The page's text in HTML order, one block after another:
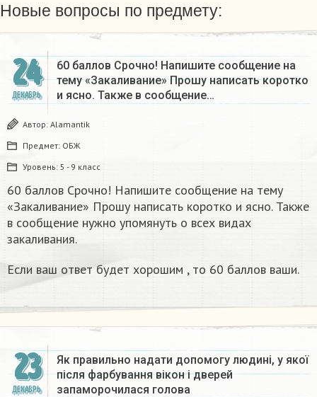
Новые вопросы по предмету:
24
ДЕКАБРЬ
60 баллов Срочно! Напишите сообщение на
тему «Закаливание» Прошу написать коротко
и ясно. Также в сообщение…
Автор: Alamantik
Предмет: ОБЖ
Уровень: 5 - 9 класс
60 баллов Срочно! Напишите сообщение на тему
«Закаливание» Прошу написать коротко и ясно. Также
в сообщение нужно упомянуть о всех видах
закаливания.
Если ваш ответ будет хорошим , то 60 баллов ваши.
23
ДЕКАБРЬ
Як правильно надати допомогу людині, у якої
після фарбування вікон і дверей
запаморочилася голова